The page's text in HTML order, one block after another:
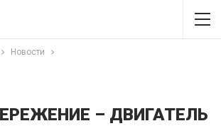
Новости
– ДВИГАТЕЛЬ